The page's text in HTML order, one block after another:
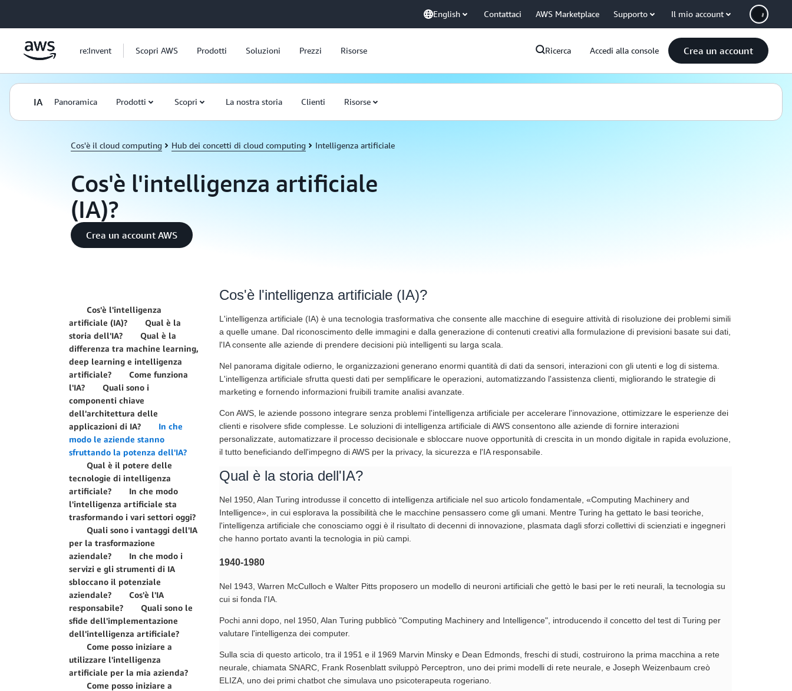
English Contattaci AWS Marketplace Supporto Il mio account
re:Invent Scopri AWS Prodotti Soluzioni Prezzi Risorse Ricerca Accedi alla console Crea un account
IA Panoramica Prodotti Scopri La nostra storia Clienti Risorse
Cos'è il cloud computing Hub dei concetti di cloud computing Intelligenza artificiale
Cos'è l'intelligenza artificiale
(IA)?
Crea un account AWS
Cos'è l'intelligenza
artificiale (IA)?
Qual è la
storia dell'IA?
Qual è la
differenza tra machine learning,
deep learning e intelligenza
artificiale?
Come funziona
l'IA?
Quali sono i
componenti chiave
dell'architettura delle
applicazioni di IA?
In che
modo le aziende stanno
sfruttando la potenza dell'IA?
Qual è il potere delle
tecnologie di intelligenza
artificiale?
In che modo
l'intelligenza artificiale sta
trasformando i vari settori oggi?
Quali sono i vantaggi dell'IA
per la trasformazione
aziendale?
In che modo i
servizi e gli strumenti di IA
sbloccano il potenziale
aziendale?
Cos'è l'IA
responsabile?
Quali sono le
sfide dell'implementazione
dell'intelligenza artificiale?
Come posso iniziare a
utilizzare l'intelligenza
artificiale per la mia azienda?
Come posso iniziare a
Cos'è l'intelligenza artificiale (IA)?
L'intelligenza artificiale (IA) è una tecnologia trasformativa che consente alle macchine di eseguire attività di risoluzione dei problemi simili
a quelle umane. Dal riconoscimento delle immagini e dalla generazione di contenuti creativi alla formulazione di previsioni basate sui dati,
l'IA consente alle aziende di prendere decisioni più intelligenti su larga scala.
Nel panorama digitale odierno, le organizzazioni generano enormi quantità di dati da sensori, interazioni con gli utenti e log di sistema.
L'intelligenza artificiale sfrutta questi dati per semplificare le operazioni, automatizzando l'assistenza clienti, migliorando le strategie di
marketing e fornendo informazioni fruibili tramite analisi avanzate.
Con AWS, le aziende possono integrare senza problemi l'intelligenza artificiale per accelerare l'innovazione, ottimizzare le esperienze dei
clienti e risolvere sfide complesse. Le soluzioni di intelligenza artificiale di AWS consentono alle aziende di fornire interazioni
personalizzate, automatizzare il processo decisionale e sbloccare nuove opportunità di crescita in un mondo digitale in rapida evoluzione,
il tutto beneficiando dell'impegno di AWS per la privacy, la sicurezza e l'IA responsabile.
Qual è la storia dell'IA?
Nel 1950, Alan Turing introdusse il concetto di intelligenza artificiale nel suo articolo fondamentale, «Computing Machinery and
Intelligence», in cui esplorava la possibilità che le macchine pensassero come gli umani. Mentre Turing ha gettato le basi teoriche,
l'intelligenza artificiale che conosciamo oggi è il risultato di decenni di innovazione, plasmata dagli sforzi collettivi di scienziati e ingegneri
che hanno portato avanti la tecnologia in più campi.
1940-1980
Nel 1943, Warren McCulloch e Walter Pitts proposero un modello di neuroni artificiali che gettò le basi per le reti neurali, la tecnologia su
cui si fonda l'IA.
Pochi anni dopo, nel 1950, Alan Turing pubblicò "Computing Machinery and Intelligence", introducendo il concetto del test di Turing per
valutare l'intelligenza dei computer.
Sulla scia di questo articolo, tra il 1951 e il 1969 Marvin Minsky e Dean Edmonds, freschi di studi, costruirono la prima macchina a rete
neurale, chiamata SNARC, Frank Rosenblatt sviluppò Perceptron, uno dei primi modelli di rete neurale, e Joseph Weizenbaum creò
ELIZA, uno dei primi chatbot che simulava uno psicoterapeuta rogeriano.